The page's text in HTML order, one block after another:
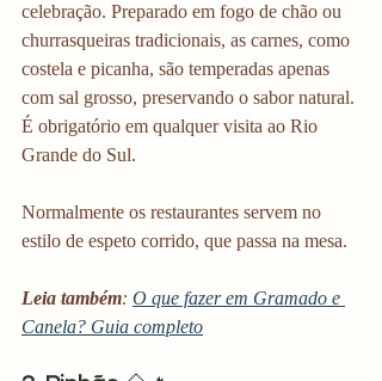
celebração. Preparado em fogo de chão ou
churrasqueiras tradicionais, as carnes, como
costela e picanha, são temperadas apenas
com sal grosso, preservando o sabor natural.
É obrigatório em qualquer visita ao Rio
Grande do Sul.
Normalmente os restaurantes servem no
estilo de espeto corrido, que passa na mesa.
Leia também: O que fazer em Gramado e
Canela? Guia completo